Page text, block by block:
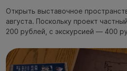
Открыть выставочное
августа. Поскольку проект
200 рублей, с экскурсией — 400